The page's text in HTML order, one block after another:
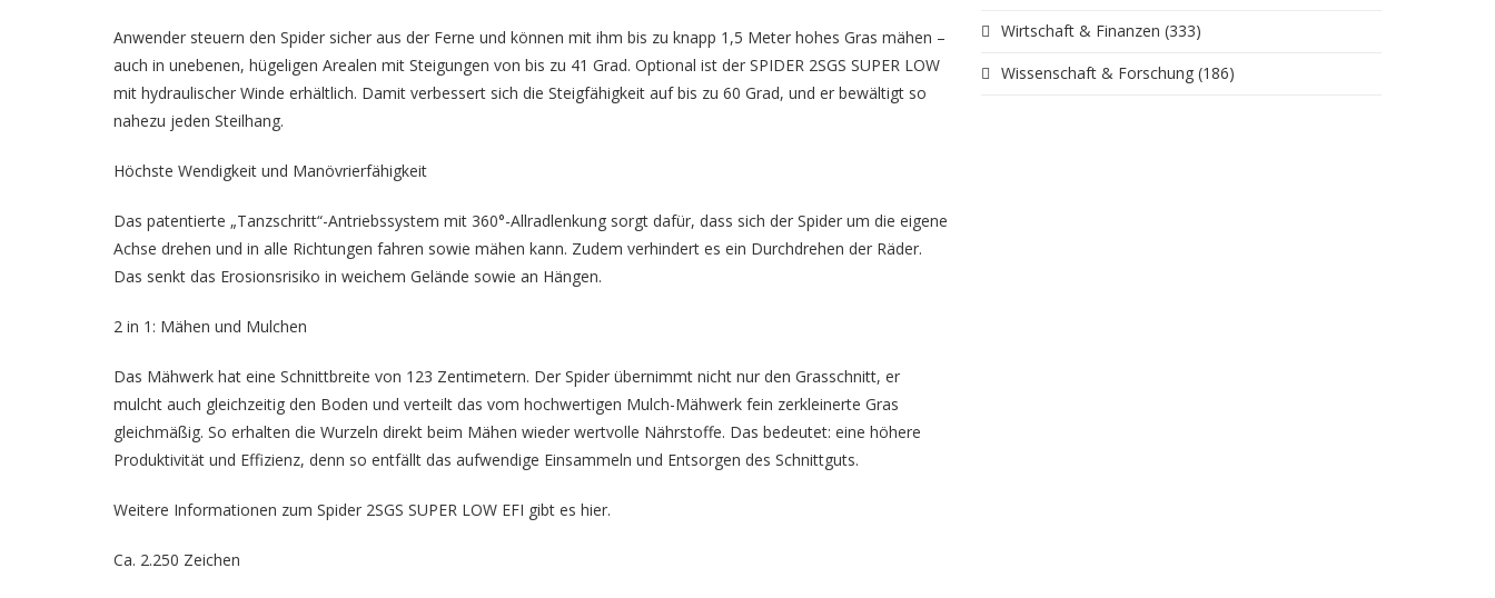
Anwender steuern den Spider sicher aus der Ferne und können mit ihm bis zu knapp 1,5 Meter hohes Gras mähen –
auch in unebenen, hügeligen Arealen mit Steigungen von bis zu 41 Grad. Optional ist der SPIDER 2SGS SUPER LOW
mit hydraulischer Winde erhältlich. Damit verbessert sich die Steigfähigkeit auf bis zu 60 Grad, und er bewältigt so
nahezu jeden Steilhang.
Höchste Wendigkeit und Manövrierfähigkeit
Das patentierte „Tanzschritt“-Antriebssystem mit 360°-Allradlenkung sorgt dafür, dass sich der Spider um die eigene
Achse drehen und in alle Richtungen fahren sowie mähen kann. Zudem verhindert es ein Durchdrehen der Räder.
Das senkt das Erosionsrisiko in weichem Gelände sowie an Hängen.
2 in 1: Mähen und Mulchen
Das Mähwerk hat eine Schnittbreite von 123 Zentimetern. Der Spider übernimmt nicht nur den Grasschnitt, er
mulcht auch gleichzeitig den Boden und verteilt das vom hochwertigen Mulch-Mähwerk fein zerkleinerte Gras
gleichmäßig. So erhalten die Wurzeln direkt beim Mähen wieder wertvolle Nährstoffe. Das bedeutet: eine höhere
Produktivität und Effizienz, denn so entfällt das aufwendige Einsammeln und Entsorgen des Schnittguts.
Weitere Informationen zum Spider 2SGS SUPER LOW EFI gibt es hier.
Ca. 2.250 Zeichen
Wirtschaft & Finanzen (333)
Wissenschaft & Forschung (186)